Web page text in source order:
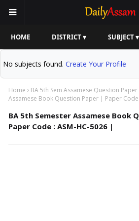
HOME DISTRICT ▾ SUBJECT ▾
No subjects found. Create Your Profile
Home BA 5th Sem Assamese Question Paper
Assamese Book Question Paper | Paper Code
BA 5th Semester Assamese Book
Paper Code : ASM-HC-5026 |